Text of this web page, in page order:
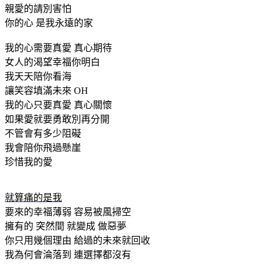
親愛的請別害怕
你的心 是我永遠的家
我的心需要真愛 真心期待
女人的渴望幸福你明白
我天天陪你看海
讓笑容填滿未來 OH
我的心只要真愛 真心關懷
如果愛就要勇敢別再分開
不管會有多少阻礙
我會陪你飛過懸崖
珍惜我的愛
就算痛的是我
要來的幸福薄弱 容易被風掃空
擁有的 突然間 就變成 做惡夢
你只用幾個理由 給過的未來就回收
我為何會淪落到 連選擇都沒有